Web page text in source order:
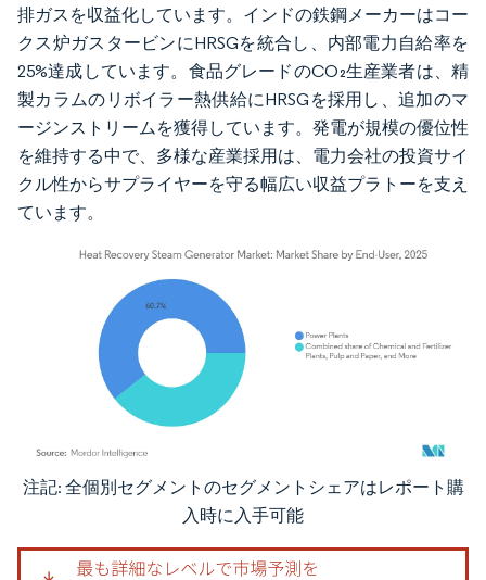
排ガスを収益化しています。インドの鉄鋼メーカーはコー
クス炉ガスタービンにHRSGを統合し、内部電力自給率を
25%達成しています。食品グレードのCO₂生産業者は、精
製カラムのリボイラー熱供給にHRSGを採用し、追加のマ
ージンストリームを獲得しています。発電が規模の優位性
を維持する中で、多様な産業採用は、電力会社の投資サイ
クル性からサプライヤーを守る幅広い収益プラトーを支え
ています。
画像 © Mordor Intelligence。再利用にはCC BY 4.0の表示が必要です。
注記: 全個別セグメントのセグメントシェアはレポート購
入時に入手可能